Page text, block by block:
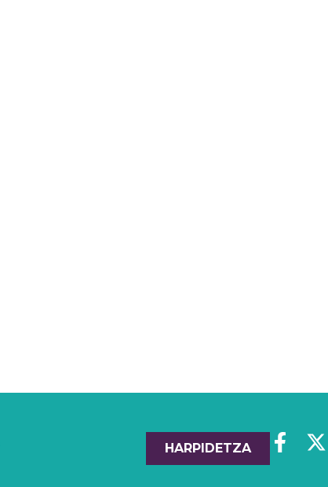
HARPIDETZA